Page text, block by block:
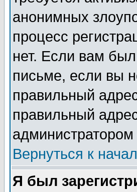
анонимных
процесс
нет. Если вам
письме, если вы
правильный
правильный
Вернуться к
Я был